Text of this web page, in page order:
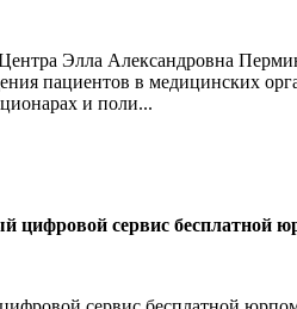
Элла Александровна
пациентов в медицинских
и поли...
цифровой сервис бесплатной